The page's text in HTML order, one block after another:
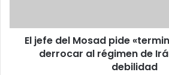
y
derrocar
El jefe del Mosad pide
derrocar al régimen de
debilidad